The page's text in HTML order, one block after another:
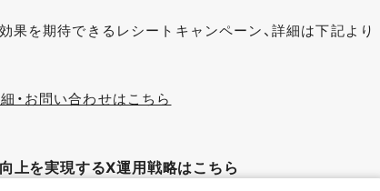
果を期待できるレシートキャンペーン、詳細は下記より
・お問い合わせはこちら
上を実現するX運用戦略はこちら